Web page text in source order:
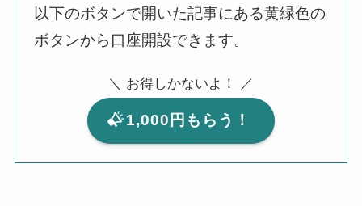
以下のボタンで開いた記事にある黄緑色の
ボタンから口座開設できます。
＼ お得しかないよ！ ／
1,000円もらう！